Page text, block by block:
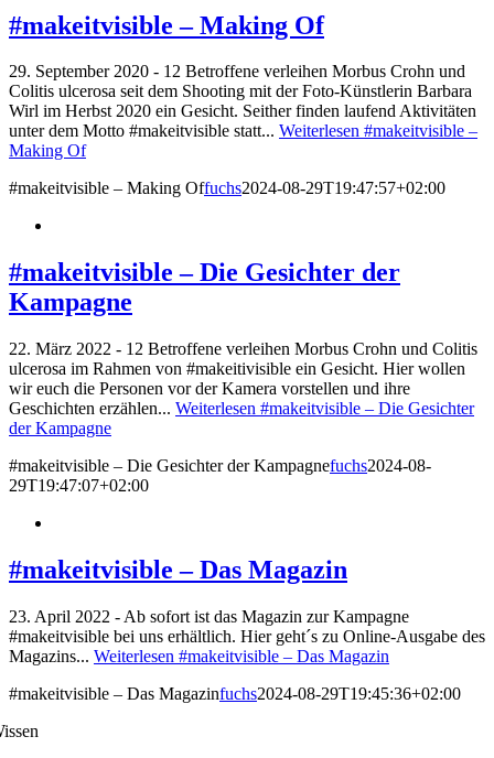
#makeitvisible – Making Of
29. September 2020 - 12 Betroffene verleihen Morbus Crohn und
Colitis ulcerosa seit dem Shooting mit der Foto-Künstlerin Barbara
Wirl im Herbst 2020 ein Gesicht. Seither finden laufend Aktivitäten
unter dem Motto #makeitvisible statt... Weiterlesen #makeitvisible –
Making Of
#makeitvisible – Making Offuchs2024-08-29T19:47:57+02:00
#makeitvisible – Die Gesichter der
Kampagne
22. März 2022 - 12 Betroffene verleihen Morbus Crohn und Colitis
ulcerosa im Rahmen von #makeitivisible ein Gesicht. Hier wollen
wir euch die Personen vor der Kamera vorstellen und ihre
Geschichten erzählen... Weiterlesen #makeitvisible – Die Gesichter
der Kampagne
#makeitvisible – Die Gesichter der Kampagnefuchs2024-08-
29T19:47:07+02:00
#makeitvisible – Das Magazin
23. April 2022 - Ab sofort ist das Magazin zur Kampagne
#makeitvisible bei uns erhältlich. Hier geht´s zu Online-Ausgabe des
Magazins... Weiterlesen #makeitvisible – Das Magazin
#makeitvisible – Das Magazinfuchs2024-08-29T19:45:36+02:00